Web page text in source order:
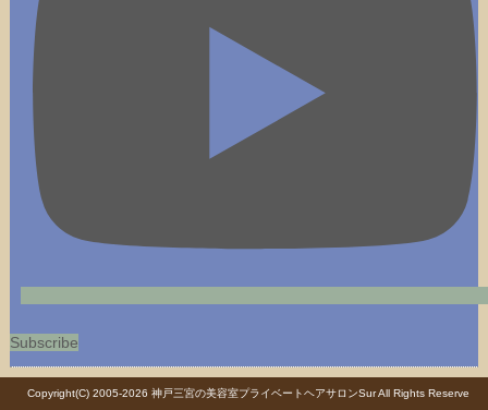
Subscribe
Copyright(C) 2005-2026 神戸三宮の美容室プライベートヘアサロンSurAll Rights Reserve